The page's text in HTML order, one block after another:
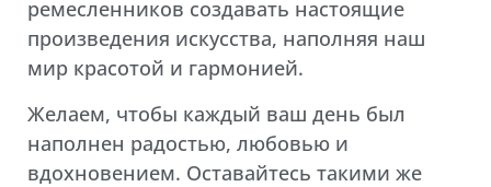
ремесленников создавать настоящие
произведения искусства, наполняя наш
мир красотой и гармонией.
Желаем, чтобы каждый ваш день был
наполнен радостью, любовью и
вдохновением. Оставайтесь такими же